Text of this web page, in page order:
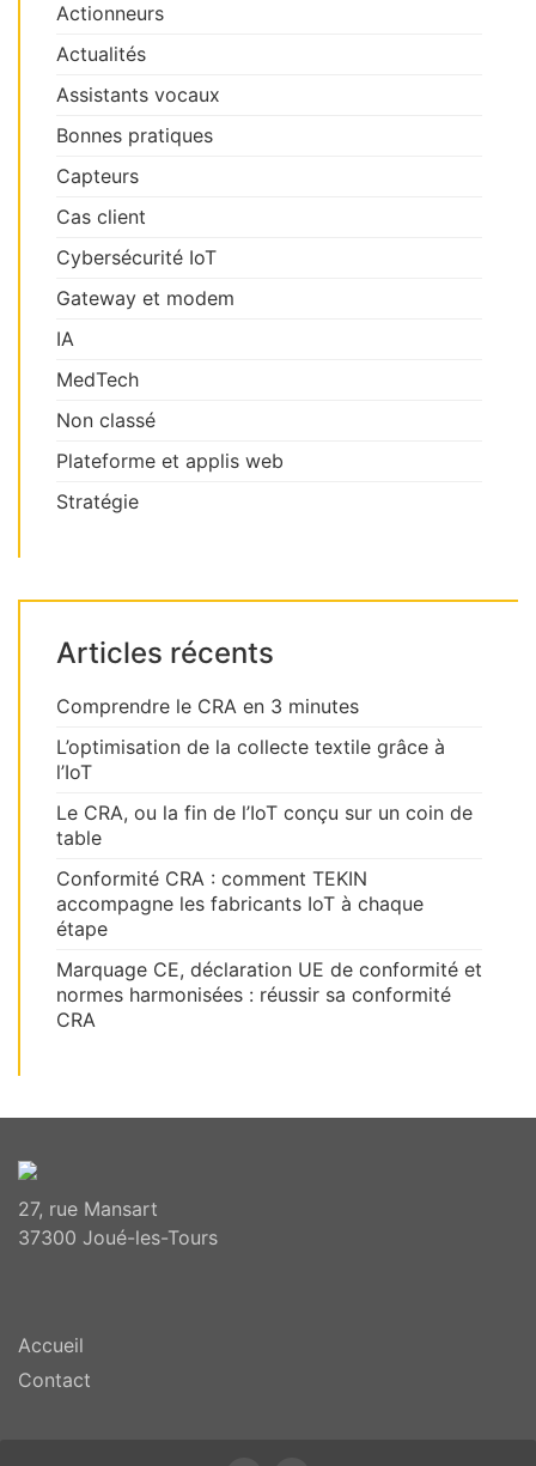
Actionneurs
Actualités
Assistants vocaux
Bonnes pratiques
Capteurs
Cas client
Cybersécurité IoT
Gateway et modem
IA
MedTech
Non classé
Plateforme et applis web
Stratégie
Articles récents
Comprendre le CRA en 3 minutes
L’optimisation de la collecte textile grâce à
l’IoT
Le CRA, ou la fin de l’IoT conçu sur un coin de
table
Conformité CRA : comment TEKIN
accompagne les fabricants IoT à chaque
étape
Marquage CE, déclaration UE de conformité et
normes harmonisées : réussir sa conformité
CRA
27, rue Mansart
37300 Joué-les-Tours
Accueil
Contact